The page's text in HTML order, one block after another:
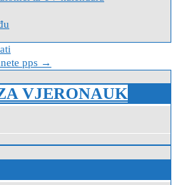
pps →
VJERONAUK